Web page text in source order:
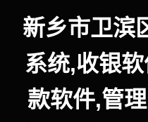
新乡市卫滨
系统,收银
款软件,管